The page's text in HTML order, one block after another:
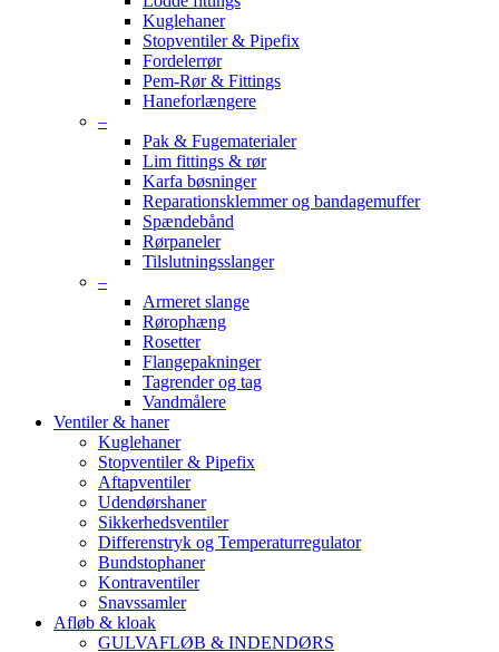
Kuglehaner
Stopventiler & Pipefix
Fordelerrør
Pem-Rør & Fittings
Haneforlængere
–
Pak & Fugematerialer
Lim fittings & rør
Karfa bøsninger
Reparationsklemmer og bandagemuffer
Spændebånd
Rørpaneler
Tilslutningsslanger
–
Armeret slange
Rørophæng
Rosetter
Flangepakninger
Tagrender og tag
Vandmålere
Ventiler & haner
Kuglehaner
Stopventiler & Pipefix
Aftapventiler
Udendørshaner
Sikkerhedsventiler
Differenstryk og Temperaturregulator
Bundstophaner
Kontraventiler
Snavssamler
Afløb & kloak
GULVAFLØB & INDENDØRS